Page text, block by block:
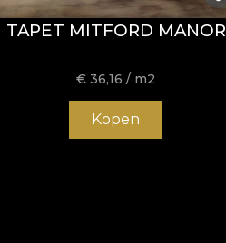
TAPET MITFORD MANOR
€36,16 / m2
Kopen